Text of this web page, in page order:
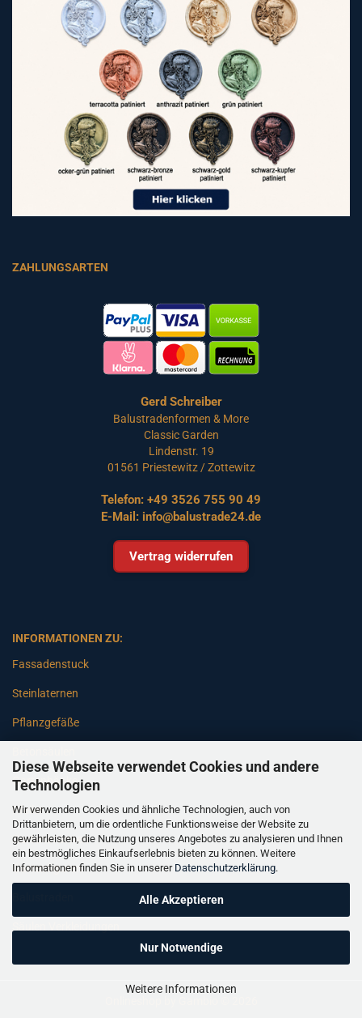
Diese Webseite verwendet Cookies und andere
Technologien
Wir verwenden Cookies und ähnliche Technologien, auch von
Drittanbietern, um die ordentliche Funktionsweise der Website zu
gewährleisten, die Nutzung unseres Angebotes zu analysieren und Ihnen
ein bestmögliches Einkaufserlebnis bieten zu können. Weitere
Informationen finden Sie in unserer Datenschutzerklärung.
Alle Akzeptieren
Nur Notwendige
Weitere Informationen
ZAHLUNGSARTEN
Gerd Schreiber
Balustradenformen & More
Classic Garden
Lindenstr. 19
01561 Priestewitz / Zottewitz
Telefon: +49 3526 755 90 49
E-Mail: info@balustrade24.de
Vertrag widerrufen
INFORMATIONEN ZU:
Fassadenstuck
Steinlaternen
Pflanzgefäße
Gartenbänke
Pfeiler
Gartenbrunnen
Gartenfiguren